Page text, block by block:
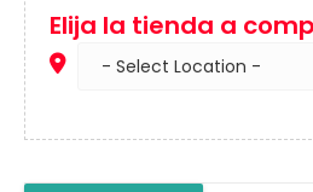
Elija la tienda a